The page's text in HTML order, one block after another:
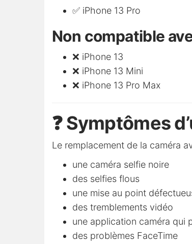
✅ iPhone 13 Pro
Non compatible
❌ iPhone 13
❌ iPhone 13 Mini
❌ iPhone 13 Pro Max
❓ Symptômes
Le remplacement de la caméra
une caméra selfie noire
des selfies flous
une mise au point
des tremblements vidéo
une application caméra qui
des problèmes FaceTime